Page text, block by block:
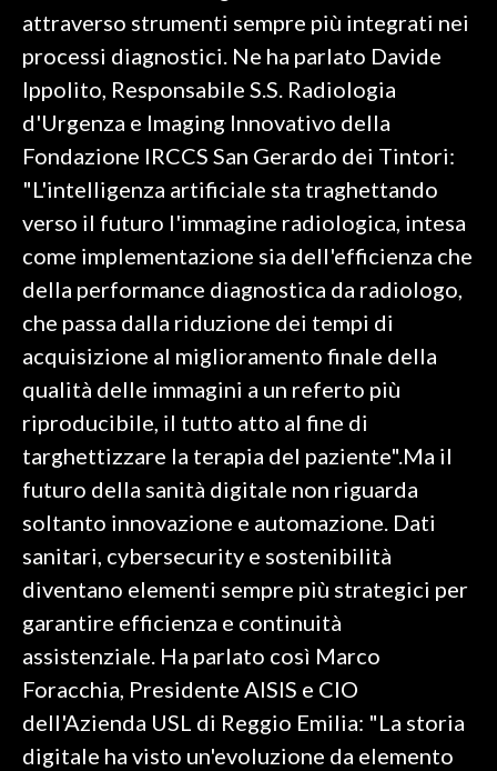
attraverso strumenti sempre più integrati nei
processi diagnostici. Ne ha parlato Davide
Ippolito, Responsabile S.S. Radiologia
d'Urgenza e Imaging Innovativo della
Fondazione IRCCS San Gerardo dei Tintori:
"L'intelligenza artificiale sta traghettando
verso il futuro l'immagine radiologica, intesa
come implementazione sia dell'efficienza che
della performance diagnostica da radiologo,
che passa dalla riduzione dei tempi di
acquisizione al miglioramento finale della
qualità delle immagini a un referto più
riproducibile, il tutto atto al fine di
targhettizzare la terapia del paziente".Ma il
futuro della sanità digitale non riguarda
soltanto innovazione e automazione. Dati
sanitari, cybersecurity e sostenibilità
diventano elementi sempre più strategici per
garantire efficienza e continuità
assistenziale. Ha parlato così Marco
Foracchia, Presidente AISIS e CIO
dell'Azienda USL di Reggio Emilia: "La storia
digitale ha visto un'evoluzione da elemento